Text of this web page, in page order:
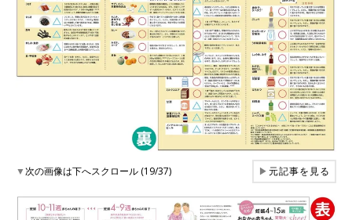
▼次の画像は下へスクロール (19/37) ▶元記事を見る